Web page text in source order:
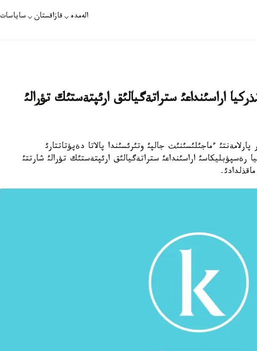
الەمدە قازاقستان ساياسات
اراسئنداعئ ستراتةگيالئق ارئپتةستئك تؤرالئ
ءماجئلئسئنئث جالپئ وتئرئسئندا پالاتا دةپؤتاتتارئ
اراسئنداعئ ستراتةگيالئق ارئپتةستئك تؤرالئ شارتتئ